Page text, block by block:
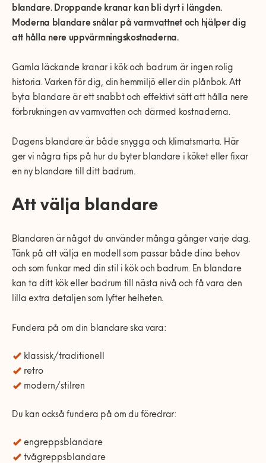
Utomhusinstallationer
Vanliga frågor
Var finns vi?
Våra partners
Våra Fixare
Bolag med faktura
Kundservice
blandare. Droppande kranar kan bli dyrt i längden.
Moderna blandare snålar på varmvattnet och hjälper dig
att hålla nere uppvärmningskostnaderna.
Gamla läckande kranar i kök och badrum är ingen rolig
historia. Varken för dig, din hemmiljö eller din plånbok.Att
byta blandare är ett snabbt och effektivt sätt att hålla nere
förbrukningen av varmvatten och därmed kostnaderna.
Dagens blandare är både snygga och klimatsmarta. Här
ger vi några tips på hur du byter blandare i köketeller fixar
en ny blandare till ditt badrum.
Att välja blandare
Blandaren är något du använder många gånger varje dag.
Tänk på att välja en modell som passar både dina behov
och som funkar med din stil i kök och badrum. En blandare
kan ta ditt kök eller badrum till nästa nivå och få vara den
lilla extra detaljen som lyfter helheten.
Fundera på om din blandare ska vara:
klassisk/traditionell
retro
modern/stilren
Du kan också fundera på om du föredrar:
engreppsblandare
tvågreppsblandare